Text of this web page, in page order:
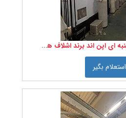
ماشین ریسندگی پنبه ای اپن اند برند اشلاف هورس - Schlafhorst
استعلام بگیر